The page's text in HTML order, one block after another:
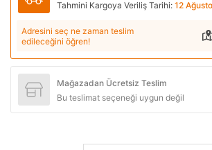
Tahmini Kargoya Veriliş Tarihi: 12
Adresini seç ne zaman teslim
edileceğini öğren!
Mağazadan Ücretsiz Teslim
Bu teslimat seçeneği uygun değil